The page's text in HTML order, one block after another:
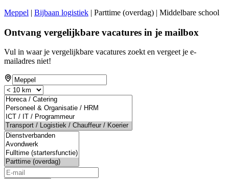
Meppel | Bijbaan logistiek | Parttime (overdag) | Middelbare school
Ontvang vergelijkbare vacatures in je mailbox
Vul in waar je vergelijkbare vacatures zoekt en vergeet je e-
mailadres niet!